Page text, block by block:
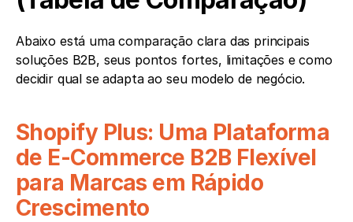
Abaixo está uma comparação clara das principais
soluções B2B, seus pontos fortes, limitações e como
decidir qual se adapta ao seu modelo de negócio.
Shopify Plus: Uma Plataforma
de E-Commerce B2B Flexível
para Marcas em Rápido
Crescimento